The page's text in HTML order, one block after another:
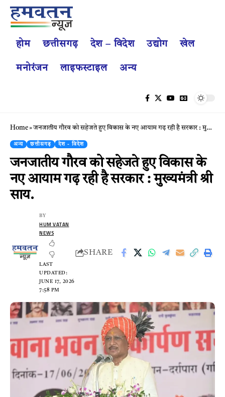
होम छत्तीसगढ़ देश – विदेश उद्योग खेल
मनोरंजन लाइफस्टाइल अन्य
Home»जनजातीय गौरव को सहेजते हुए विकास के नए आयाम गढ़ रही है सरकार : मुख्यमंत्री श्री साय.
अन्य छत्तीसगढ़ देश - विदेश
जनजातीय गौरव को सहेजते हुए विकास के
नए आयाम गढ़ रही है सरकार : मुख्यमंत्री श्री
साय.
LAST
UPDATED:
JUNE 17, 2026
7:58 PM
BY
HUM VATAN
NEWS
SHARE